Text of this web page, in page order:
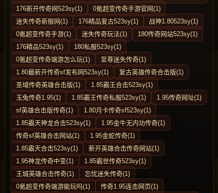
176新开传奇网523sy(1)
0氪超变传奇手游官网(1)
迷失传奇新服网(1)
176精品复古523sy(1)
战神1.80523sy(1)
0氪超变传奇手游(1)
迷失传奇玩法(1)
180传奇网站523sy(1)
176精品523sy(1)
180私服523sy(1)
0氪超变传奇端游怎么玩(1)
至尊迷失传奇(1)
1.80最新开传奇sf发布网523sy(1)
复古英雄传奇合击版(1)
圣域传奇英雄合击版(1)
1.85霸王合击523sy(1)
玉兔传奇1.95(1)
1.85霸王传奇私服523sy(1)
1.95传奇网址(1)
sf英雄合击版传奇(1)
1.80月卡传奇sf523sy(1)
1.85霸天神龙合击523sy(1)
1.95金牛无内功传奇(1)
传奇sf英雄合击网站(1)
1.95金蛇传奇(1)
1.85霸天合击523sy(1)
新开英雄合击传奇网站(1)
1.95神龙传奇中变(1)
1.85霸世传奇523sy(1)
王城英雄合击传奇(1)
忘忧迷失传奇(1)
0氪超变传奇端游能玩吗(1)
传奇1.95连击网页(1)